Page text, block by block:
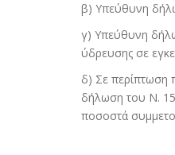
β) Υπεύθυνη
γ) Υπεύθυνη
ύδρευσης σε
δ) Σε περίπτωση
δήλωση του Ν.
ποσοστά